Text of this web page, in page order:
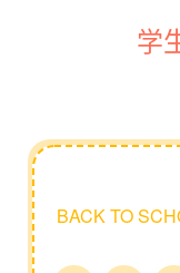
学
BACK TO